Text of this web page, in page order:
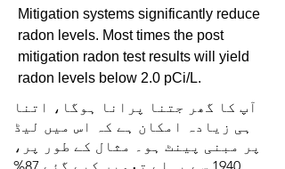
Mitigation systems significantly reduce
radon levels. Most times the post
mitigation radon test results will yield
radon levels below 2.0 pCi/L.
آپ کا گھر جتنا پرانا ہوگا، اتنا
ہی زیادہ امکان ہے کہ اس میں لیڈ
پر مبنی پینٹ ہو۔ مثال کے طور پر،